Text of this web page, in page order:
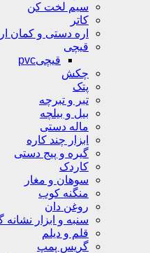
سیم لخت کن
کاتر
اره دستی و کمان
قیچی
قیچیpvc
چکش
پتک
تبر و تبرچه
بیل و بیلچه
ماله دستی
ابزار چند کاره
گیره و پیج دستی
کاردک
سوهان و مغار
منگنه کوب
روغن دان
سنبه و ابزار نشانه
قلم و دیلم
گریس پمپ